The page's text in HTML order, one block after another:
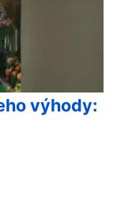
výhody: